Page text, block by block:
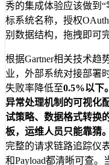
秀的集成体验应该做到
标系统名称，授权
别数据结构，拖拽即可
根据Gartner相关技术趋
业，外部系统对接部署
失败率降低至0.5%以下
异常处理机制的可视化
试策略、数据格式转换
板，运维人员只能靠猜
完整的请求链路追踪仪
和Payload都清晰可查